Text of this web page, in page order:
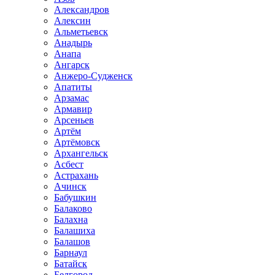
Александров
Алексин
Альметьевск
Анадырь
Анапа
Ангарск
Анжеро-Судженск
Апатиты
Арзамас
Армавир
Арсеньев
Артём
Артёмовск
Архангельск
Асбест
Астрахань
Ачинск
Бабушкин
Балаково
Балахна
Балашиха
Балашов
Барнаул
Батайск